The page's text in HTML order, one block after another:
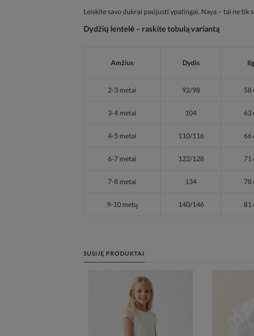
Leiskite savo dukrai pasijusti ypatingai. Naya – tai ne tik
Dydžių lentelė – raskite tobulą variantą
Amžius Dydis
2-3 metai 92/98 58
3-4 metai 104 63
4-5 metai 110/116 66
6-7 metai 122/128 71
7-8 metai 134 78
9-10 metų 140/146 81
SUSIJĘ PRODUKTAI